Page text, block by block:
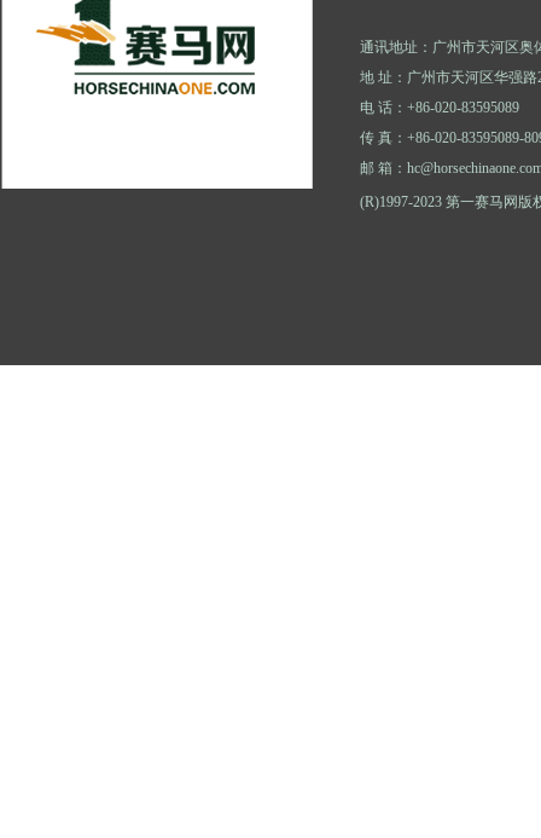
通讯地址：广州市天河区奥
地 址：广州市天河区华强路
电 话：+86-020-83595089
传 真：+86-020-83595089-
邮 箱：
(R)1997-2023 第一赛马网版